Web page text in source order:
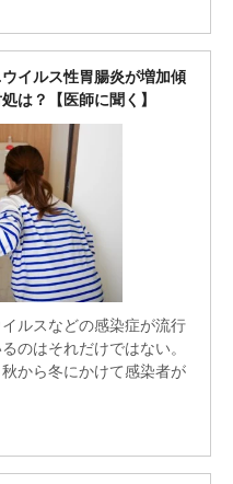
イルス性胃腸炎が増加傾
は？【医師に聞く】
ルスなどの感染症が流行
のはそれだけではない。
から冬にかけて感染者が